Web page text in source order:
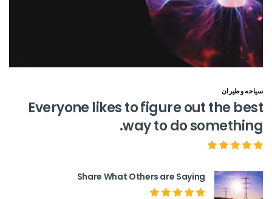
سياحه وطيران
Everyone likes to figure out the best
way to do something.
Share What Others are Saying